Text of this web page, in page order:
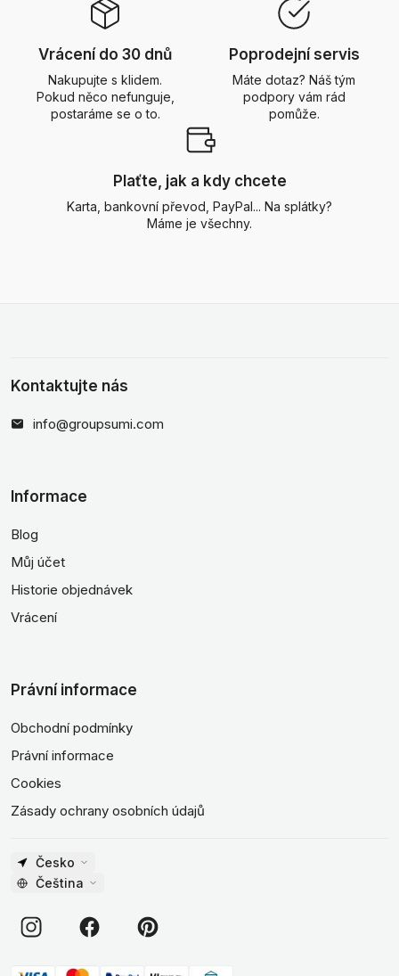
Vrácení do 30 dnů
Nakupujte s klidem.
Pokud něco nefunguje,
postaráme se o to.
Poprodejní servis
Máte dotaz? Náš tým
podpory vám rád
pomůže.
Plaťte, jak a kdy chcete
Karta, bankovní převod, PayPal... Na splátky?
Máme je všechny.
Kontaktujte nás
info@groupsumi.com
Informace
Blog
Můj účet
Historie objednávek
Vrácení
Právní informace
Obchodní podmínky
Právní informace
Cookies
Zásady ochrany osobních údajů
Česko
Čeština